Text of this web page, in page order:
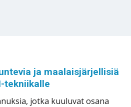
ja maalaisjärjellisiä
tekniikalle
jotka kuuluvat osana